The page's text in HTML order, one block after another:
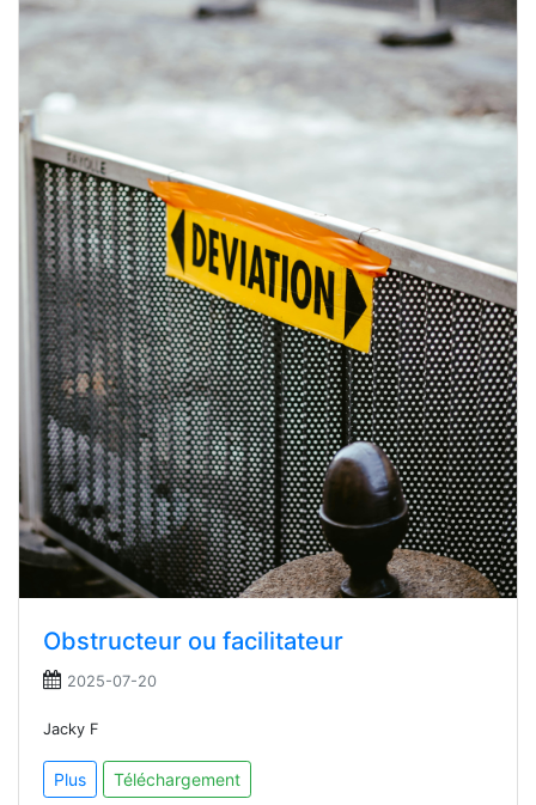
Obstructeur ou facilitateur
2025-07-20
Jacky F
Plus Téléchargement